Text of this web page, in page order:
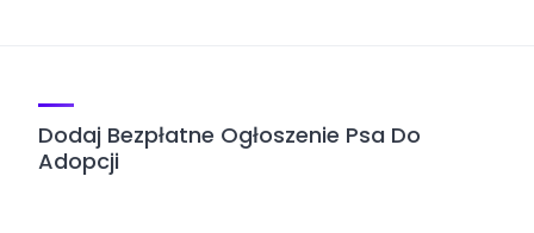
Dodaj Bezpłatne Ogłoszenie Psa Do
Adopcji